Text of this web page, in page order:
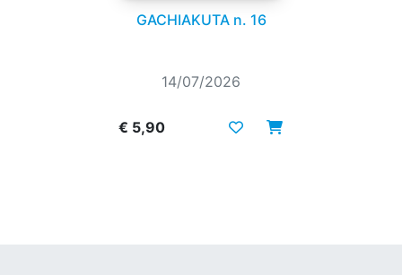
GACHIAKUTA n. 16
14/07/2026
€ 5,90